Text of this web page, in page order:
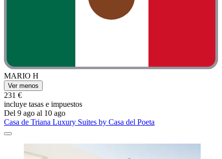
MARIO H
Ver menos
231 €
incluye tasas e impuestos
Del 9 ago al 10 ago
Casa de Triana Luxury Suites by Casa del Poeta